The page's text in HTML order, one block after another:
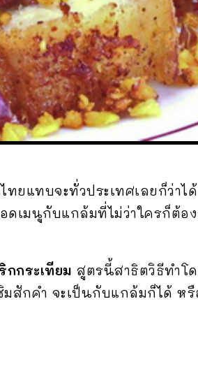
แทบจะทั่วประเทศเลยก็ว่าไ
ดเมนูกับแกล้มที่ไม่ว่าใครก็ต้อ
กระเทียม สูตรนี้สาธิตวิธีทำโ
สักคำ จะเป็นกับแกล้มก็ได้ หรื